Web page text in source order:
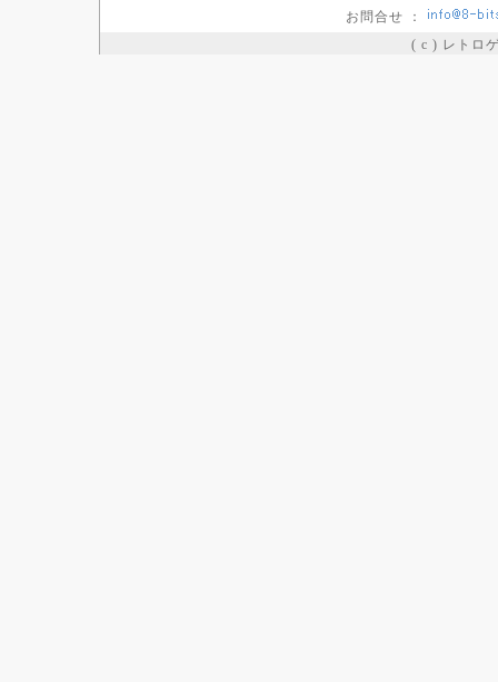
お問合せ ：
( c ) レトロ